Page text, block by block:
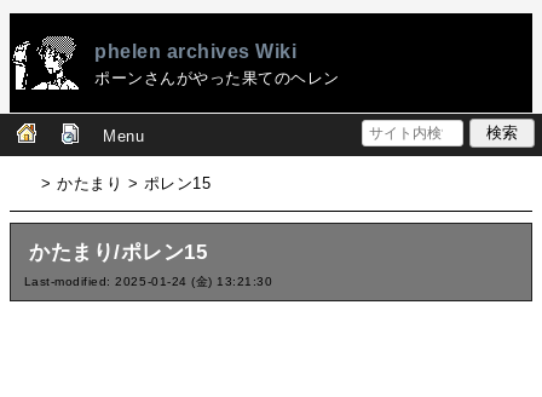
phelen archives Wiki
ポーンさんがやった果てのヘレン
Menu
> かたまり > ポレン15
かたまり/ポレン15
Last-modified: 2025-01-24 (金) 13:21:30